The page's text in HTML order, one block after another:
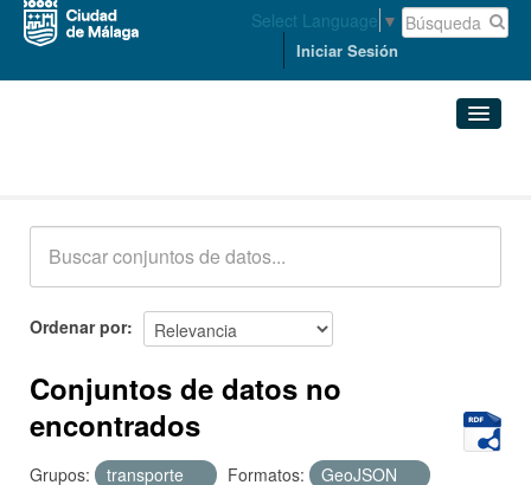
Select Language ▼
Iniciar Sesión
Acerca de
Ordenar por
Conjuntos de datos no
encontrados
Grupos: transporte Formatos:
GeoJSON